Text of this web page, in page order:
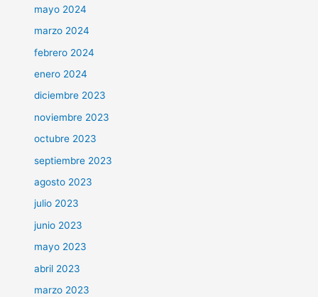
mayo 2024
marzo 2024
febrero 2024
enero 2024
diciembre 2023
noviembre 2023
octubre 2023
septiembre 2023
agosto 2023
julio 2023
junio 2023
mayo 2023
abril 2023
marzo 2023